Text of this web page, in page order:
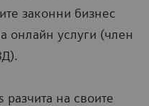
законни бизнес
онлайн услуги (член
разчита на своите